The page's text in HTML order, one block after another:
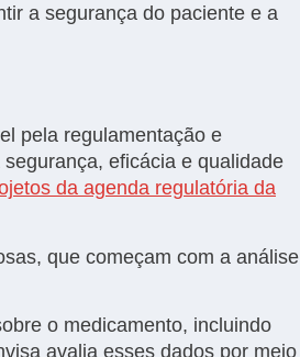
a segurança do paciente e a
pela regulamentação e
eficácia e qualidade
da agenda regulatória da
que começam com a análise
o medicamento, incluindo
avalia esses dados por meio